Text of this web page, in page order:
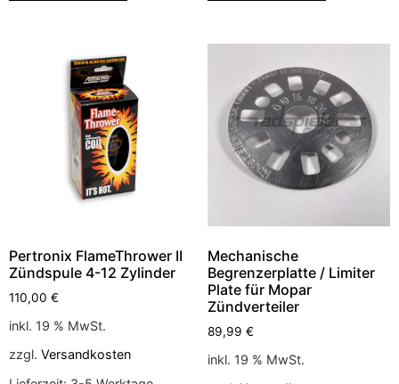
Pertronix FlameThrower II
Zündspule 4-12 Zylinder
110,00 €
inkl. 19 % MwSt.
zzgl. Versandkosten
Mechanische
Begrenzerplatte / Limiter
Plate für Mopar
Zündverteiler
89,99 €
inkl. 19 % MwSt.